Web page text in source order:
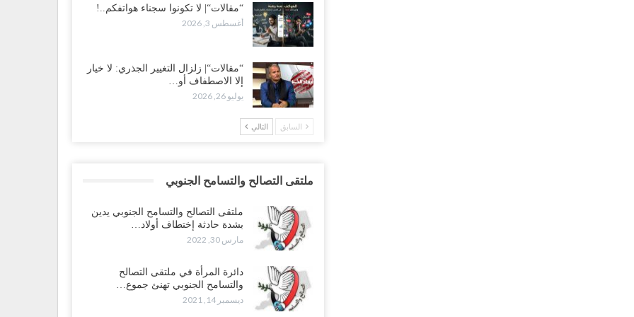
“مقالات“| لا تكونوا سجناء هواتفكم..!
أغسطس 3, 2026
“مقالات“| زلزال التغيير الجذري: لا خيار
إلا الاصطفاف أو…
يوليو 26, 2026
السابق التالي
ملتقى التصالح والتسامح الجنوبي
ملتقى التصالح والتسامح الجنوبي يدين
بشدة حادثة إختطاف أولاد…
مارس 30, 2022
دائرة المرأة في ملتقى التصالح
والتسامح الجنوبي تهنئ جموع…
ديسمبر 14, 2021